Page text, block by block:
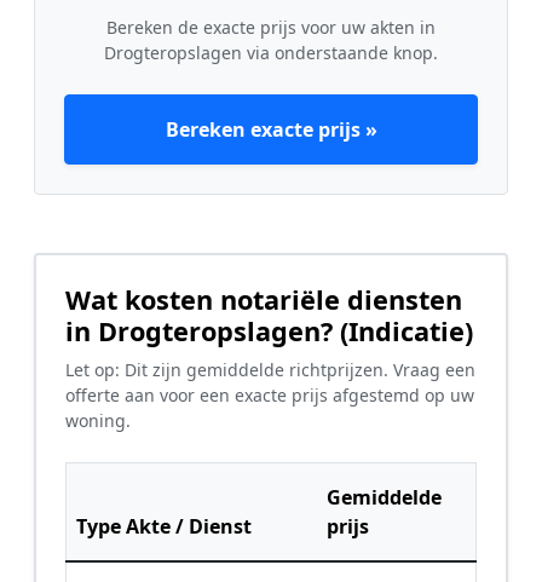
Bereken de exacte prijs voor uw akten in
Drogteropslagen via onderstaande knop.
Bereken exacte prijs »
Wat kosten notariële diensten
in Drogteropslagen? (Indicatie)
Let op: Dit zijn gemiddelde richtprijzen. Vraag een
offerte aan voor een exacte prijs afgestemd op uw
woning.
Type Akte / Dienst
Gemiddelde
prijs